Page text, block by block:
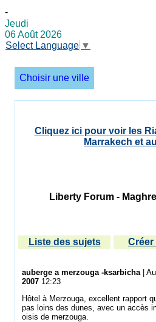
-
Jeudi
06 Août 2026
Select Language ▼
Choisir une ville
Cliquez ici pour voir les
Marrakech et
Liberty Forum -
Liste des sujets
auberge a merzouga -ksarbicha|
2007 12:23
Hôtel à Merzouga, excellent rapport
pas loins des dunes, avec un accès
oisis de merzouga.